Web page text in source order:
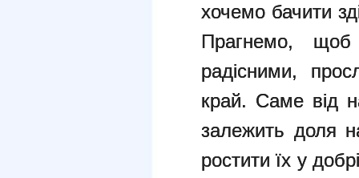
хочемо бачити
Прагнемо,
радісними,
край. Саме від
залежить доля
ростити їх у